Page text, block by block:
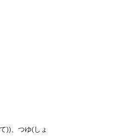
))、つゆ(しょ